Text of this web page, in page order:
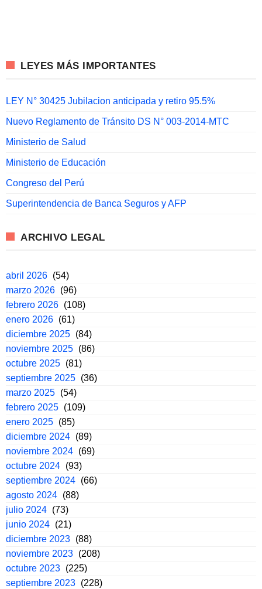
LEYES MÁS IMPORTANTES
LEY N° 30425 Jubilacion anticipada y retiro 95.5%
Nuevo Reglamento de Tránsito DS N° 003-2014-MTC
Ministerio de Salud
Ministerio de Educación
Congreso del Perú
Superintendencia de Banca Seguros y AFP
ARCHIVO LEGAL
abril 2026 (54)
marzo 2026 (96)
febrero 2026 (108)
enero 2026 (61)
diciembre 2025 (84)
noviembre 2025 (86)
octubre 2025 (81)
septiembre 2025 (36)
marzo 2025 (54)
febrero 2025 (109)
enero 2025 (85)
diciembre 2024 (89)
noviembre 2024 (69)
octubre 2024 (93)
septiembre 2024 (66)
agosto 2024 (88)
julio 2024 (73)
junio 2024 (21)
diciembre 2023 (88)
noviembre 2023 (208)
octubre 2023 (225)
septiembre 2023 (228)